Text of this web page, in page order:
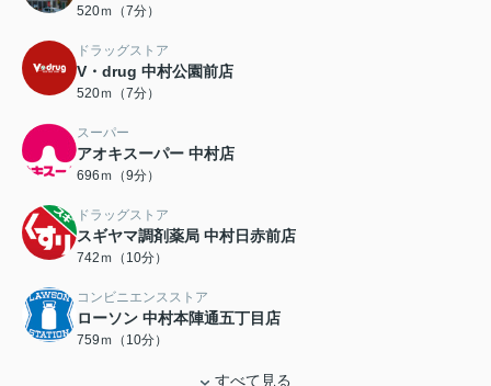
520ｍ（7分）
ドラッグストア
V・drug 中村公園前店
520ｍ（7分）
スーパー
アオキスーパー 中村店
696ｍ（9分）
ドラッグストア
スギヤマ調剤薬局 中村日赤前店
742ｍ（10分）
コンビニエンスストア
ローソン 中村本陣通五丁目店
759ｍ（10分）
すべて見る